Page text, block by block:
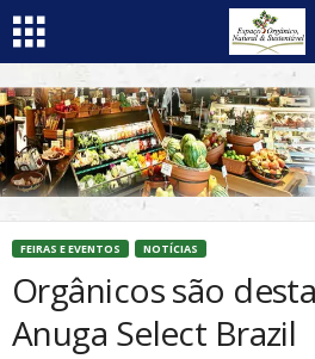
FEIRAS E EVENTOS NOTÍCIAS
Orgânicos são
Anuga Select Brazil